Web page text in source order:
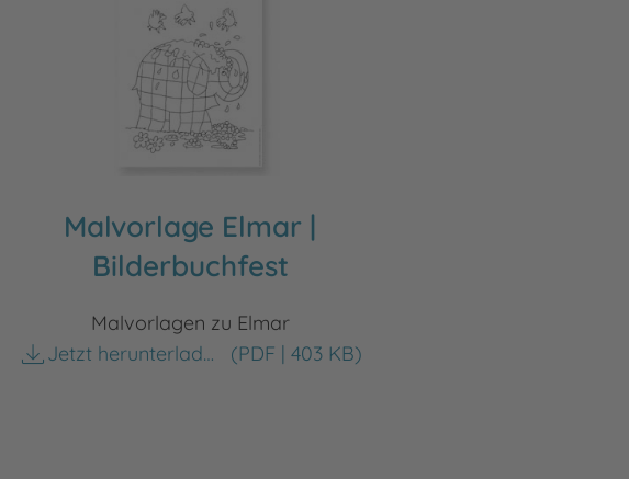
Malvorlage Elmar |
Bilderbuchfest
Malvorlagen zu Elmar
Jetzt herunterladen
(PDF | 403 KB)